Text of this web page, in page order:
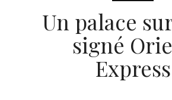
Un palace
signé
Express